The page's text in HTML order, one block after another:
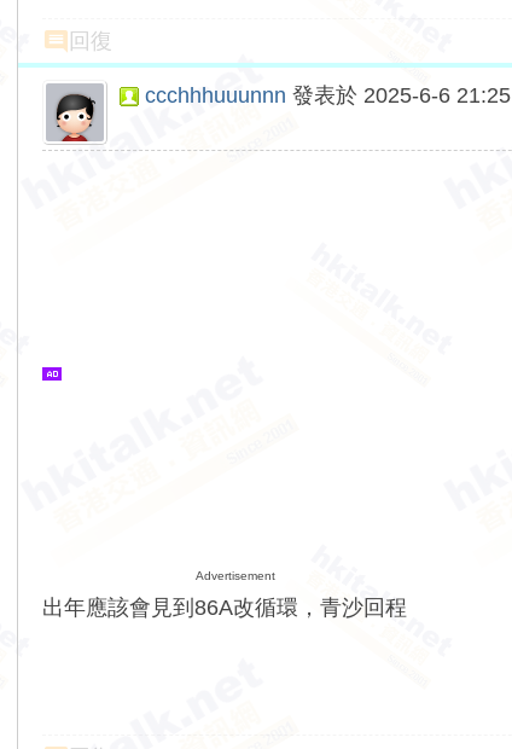
回復
ccchhhuuunnn 發表於 2025-6-6 21:25
Advertisement
出年應該會見到86A改循環，青沙回程